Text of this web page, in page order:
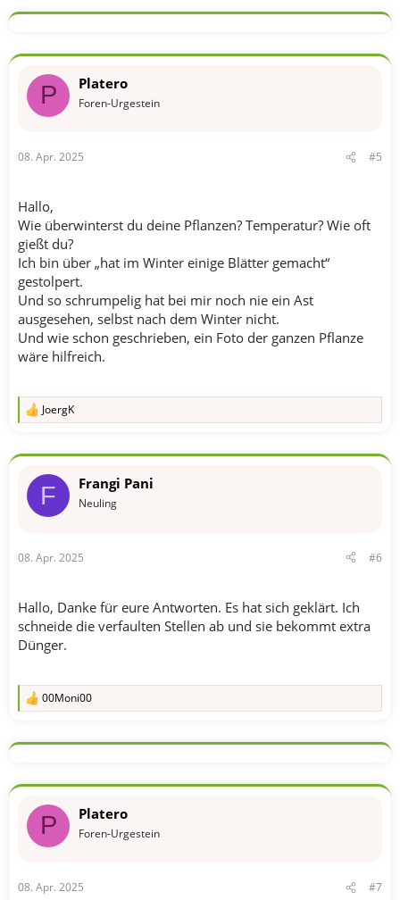
P Platero
Foren-Urgestein
08. Apr. 2025 #5
Hallo,
Wie überwinterst du deine Pflanzen? Temperatur? Wie oft
gießt du?
Ich bin über „hat im Winter einige Blätter gemacht“
gestolpert.
Und so schrumpelig hat bei mir noch nie ein Ast
ausgesehen, selbst nach dem Winter nicht.
Und wie schon geschrieben, ein Foto der ganzen Pflanze
wäre hilfreich.
R
k
o
:
JoergK
F Frangi Pani
Neuling
08. Apr. 2025 #6
Hallo, Danke für eure Antworten. Es hat sich geklärt. Ich
schneide die verfaulten Stellen ab und sie bekommt extra
Dünger.
R
k
o
e
n
00Moni00
P Platero
Foren-Urgestein
08. Apr. 2025 #7